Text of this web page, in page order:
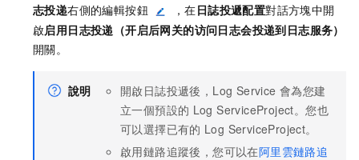
志投递右側的編輯按鈕 ，在日誌投遞配置對話方塊中開
啟启用日志投递（开启后网关的访问日志会投递到日志服务）
開關。
說明 開啟日誌投遞後，Log Service 會為您建
立一個預設的 Log ServiceProject。您也
可以選擇已有的 Log ServiceProject。
啟用鏈路追蹤後，您可以在阿里雲鏈路追